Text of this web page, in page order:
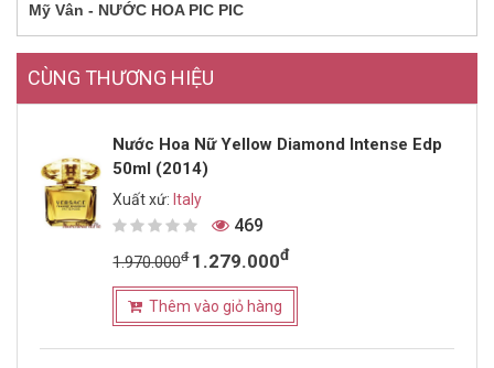
Mỹ Vân - NƯỚC HOA PIC PIC
CÙNG THƯƠNG HIỆU
Nước Hoa Nữ Yellow Diamond Intense Edp
50ml (2014)
Xuất xứ: Italy
469
1.970.000đ 1.279.000đ
Thêm vào giỏ hàng